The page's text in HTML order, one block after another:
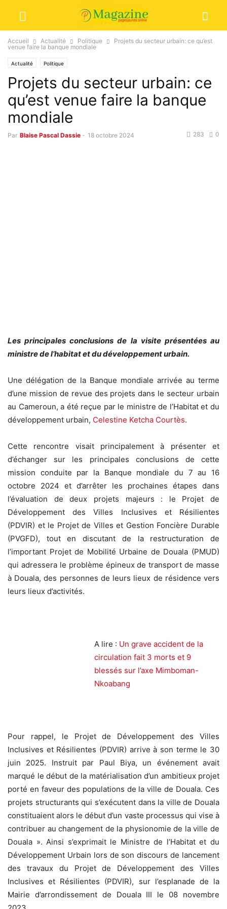
Accueil Actualité Politique
Projets du secteur urbain: ce qu’est
venue faire la banque mondiale
Actualité Politique
Projets du secteur urbain: ce
qu’est venue faire la banque
mondiale
Par Blaise Pascal Dassie - 18 octobre 2024 0
283
Les principales conclusions de la visite présentées au
ministre de l’habitat et du développement urbain.
Une délégation de la Banque mondiale arrivée au terme
d’une mission de revue des projets dans le secteur urbain
au Cameroun, a été reçue par le ministre de l’Habitat et du
développement urbain, Celestine Ketcha Courtès.
Cette rencontre visait principalement à présenter et
d’échanger sur les principales conclusions de cette
mission conduite par la Banque mondiale du 7 au 16
octobre 2024 et d’arrêter les prochaines étapes dans
l’évaluation de deux projets majeurs : le Projet de
Développement des Villes Inclusives et Résilientes
(PDVIR) et le Projet de Villes et Gestion Foncière Durable
(PVGFD), tout en discutant de la restructuration de
l’important Projet de Mobilité Urbaine de Douala (PMUD)
qui adressera le problème épineux de transport de masse
à Douala, des personnes de leurs lieux de résidence vers
leurs lieux d’activités.
A lire : Un grave accident de la
circulation fait 3 morts et 9
blessés sur l’axe Mimboman-
Nkoabang
Pour rappel, le Projet de Développement des Villes
Inclusives et Résilientes (PDVIR) arrive à son terme le 30
juin 2025. Instruit par Paul Biya, un événement avait
marqué le début de la matérialisation d’un ambitieux projet
porté en faveur des populations de la ville de Douala. Ces
projets structurants qui s’exécutent dans la ville de Douala
constituaient alors le début d’un vaste processus qui vise à
contribuer au changement de la physionomie de la ville de
Douala ». Ainsi s’exprimait le Ministre de l’Habitat et du
Développement Urbain lors de son discours de lancement
des travaux du Projet de Développement des Villes
Inclusives et Résilientes (PDVIR), sur l’esplanade de la
Mairie d’arrondissement de Douala III le 08 novembre